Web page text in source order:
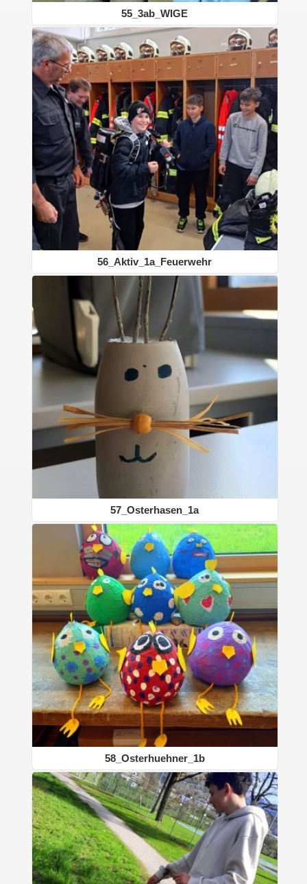
55_3ab_WIGE
56_Aktiv_1a_Feuerwehr
57_Osterhasen_1a
58_Osterhuehner_1b